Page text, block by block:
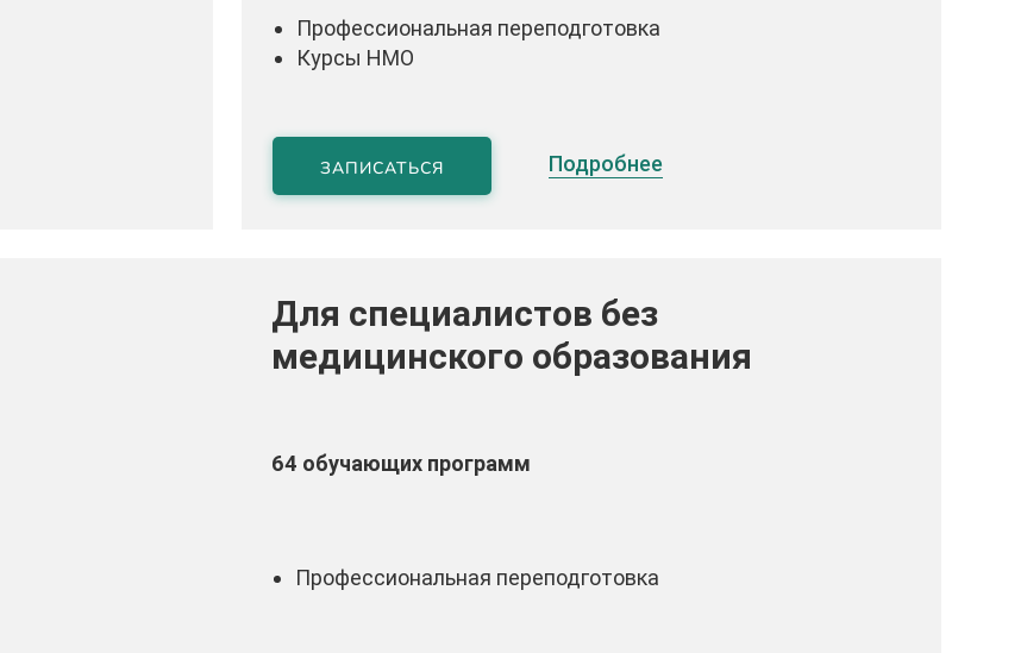
Профессиональная переподготовка
Курсы НМО
ЗАПИСАТЬСЯ Подробнее
Для специалистов без
медицинского образования
64 обучающих программ
Профессиональная переподготовка